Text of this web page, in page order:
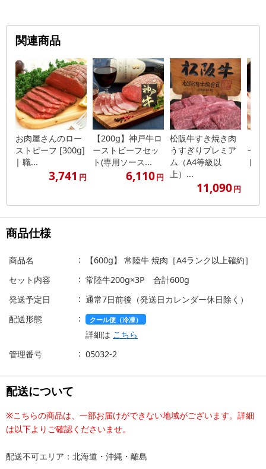
関連商品
お肉屋さんのロー
ストビーフ [300g]
| 職...
3,741 円
【200g】神戸牛ロ
ーストビーフセッ
ト(専用ソース...
6,110円
松阪牛すき焼き肉
うすぎりプレミア
ム（A4等級以
上）...
11,090円
ー
ト(
商品仕様
商品名
【600g】 常陸牛 焼肉［A4ランク以上確約］
セット内容
常陸牛200g×3P 合計600g
発送予定日
通常7日前後（発送日カレンダー休日除く）
配送形態
クール便（冷凍）
詳細は こちら
管理番号
05032-2
配送について
※こちらの商品は、一部お届けができない地域がございます。詳細
は以下よりご確認くださいませ。
配送不可エリア：北海道・沖縄・離島